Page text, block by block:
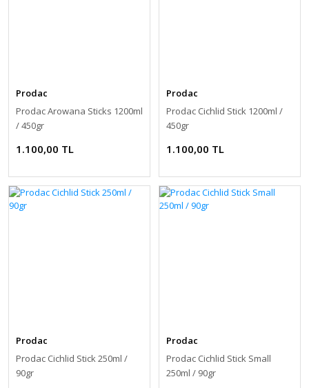
Prodac
Prodac Arowana Sticks 1200ml
/ 450gr
1.100,00 TL
Prodac
Prodac Cichlid Stick 1200ml /
450gr
1.100,00 TL
Prodac
Prodac Cichlid Stick 250ml /
90gr
Prodac
Prodac Cichlid Stick Small
250ml / 90gr